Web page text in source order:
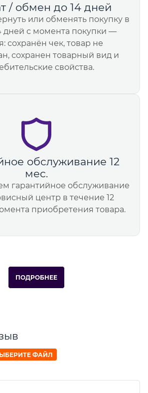
/ обмен до 14 дней
или обменять покупку в
дней с момента покупки —
сохранён чек, товар не
сохранен товарный вид и
свойства.
обслуживание 12
мес.
гарантийное обслуживание
центр в течение 12
приобретения товара.
ПОДРОБНЕЕ
ФАЙЛ